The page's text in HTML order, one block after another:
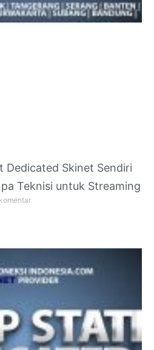
Dedicated Skinet Sendiri
Teknisi untuk Streaming